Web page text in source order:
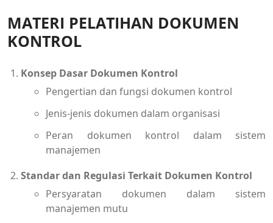
MATERI PELATIHAN DOKUMEN
KONTROL
Konsep Dasar Dokumen Kontrol
Pengertian dan fungsi dokumen kontrol
Jenis-jenis dokumen dalam organisasi
Peran dokumen kontrol dalam sistem
manajemen
Standar dan Regulasi Terkait Dokumen Kontrol
Persyaratan dokumen dalam sistem
manajemen mutu